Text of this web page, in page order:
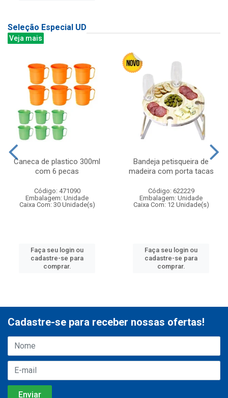
Seleção Especial UD
Veja mais
Caneca de plastico 300ml
com 6 pecas
Código: 471090
Embalagem: Unidade
Caixa Com: 30 Unidade(s)
Faça seu login ou
cadastre-se para
comprar.
Bandeja petisqueira de
madeira com porta tacas
Código: 622229
Embalagem: Unidade
Caixa Com: 12 Unidade(s)
Faça seu login ou
cadastre-se para
comprar.
Cadastre-se para receber nossas ofertas!